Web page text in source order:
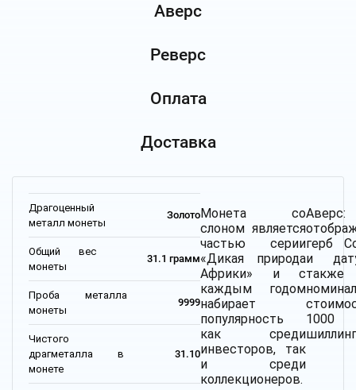
Аверс
Реверс
Оплата
Доставка
Драгоценный
металл монеты
Золото
Общий вес
монеты
31.1 грамм
Проба металла
монеты
9999
Чистого
драгметалла в
монете
31.10
Монета со
слоном является
частью серии
«Дикая природа
Африки» и с
каждым годом
набирает
популярность
как среди
инвесторов, так
и среди
коллекционеров.
Аверс:
герб
и
также
1000